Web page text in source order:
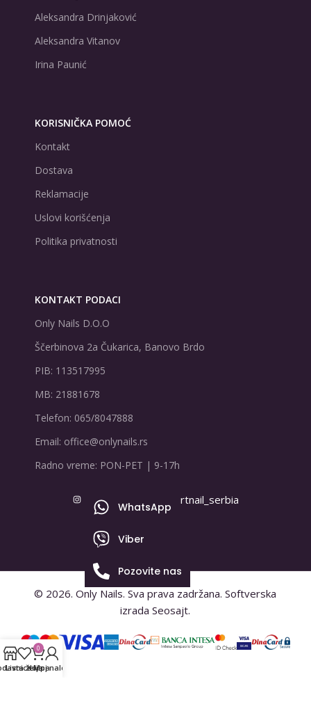
Aleksandra Drinjaković
Aleksandra Vitanov
Irina Paunić
KORISNIČKA POMOĆ
Kontakt
Dostava
Reklamacije
Uslovi korišćenja
Politika privatnosti
KONTAKT PODACI
Only Nails D.O.O
Ščerbinova 2a Čukarica, Banovo Brdo
PIB: 113517995
MB: 21881678
Telefon: 065/8047888
Email: office@onlynails.rs
Radno vreme: PON-PET | 9-17h
onlynails_serbia artnail_serbia
© 2026.Only Nails. Sva prava zadržana. Softverska
izrada Seosajt.
Lista želja
0
Korpa
Moj nalog
WhatsApp
Viber
Pozovite nas